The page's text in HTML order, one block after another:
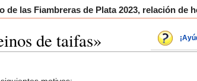
de las Fiambreras de Plata 2023, relación de
de taifas»